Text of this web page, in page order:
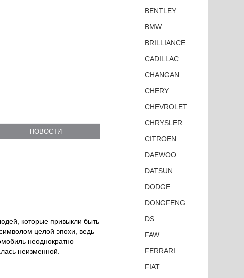
НОВОСТИ
которые привыкли быть
целой эпохи, ведь
неоднократно
неизменной.
BENTLEY
BMW
BRILLIANCE
CADILLAC
CHANGAN
CHERY
CHEVROLET
CHRYSLER
CITROEN
DAEWOO
DATSUN
DODGE
DONGFENG
DS
FAW
FERRARI
FIAT